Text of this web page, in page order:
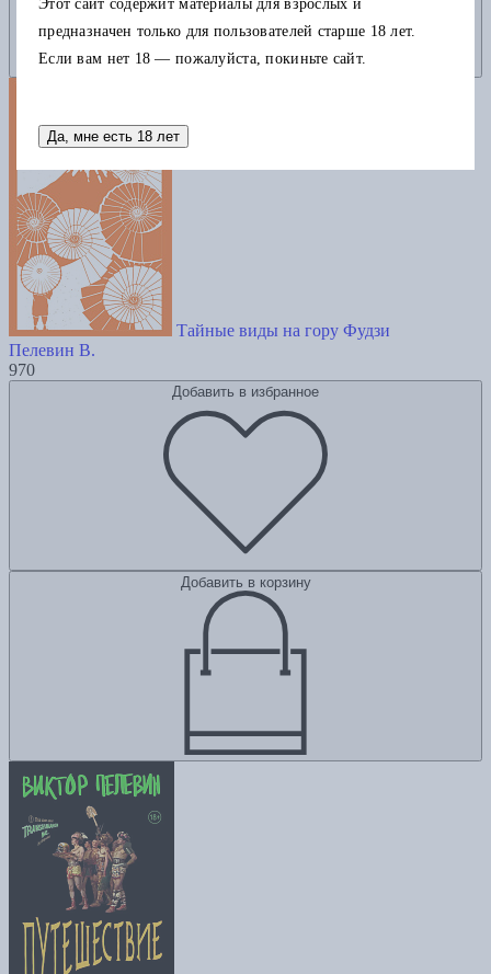
Тайные виды на гору Фудзи
Пелевин В.
970
Добавить в избранное
Добавить в корзину
Этот сайт содержит материалы для взрослых и
предназначен только для пользователей старше 18 лет.
Если вам нет 18 — пожалуйста, покиньте сайт.
Да, мне есть 18 лет